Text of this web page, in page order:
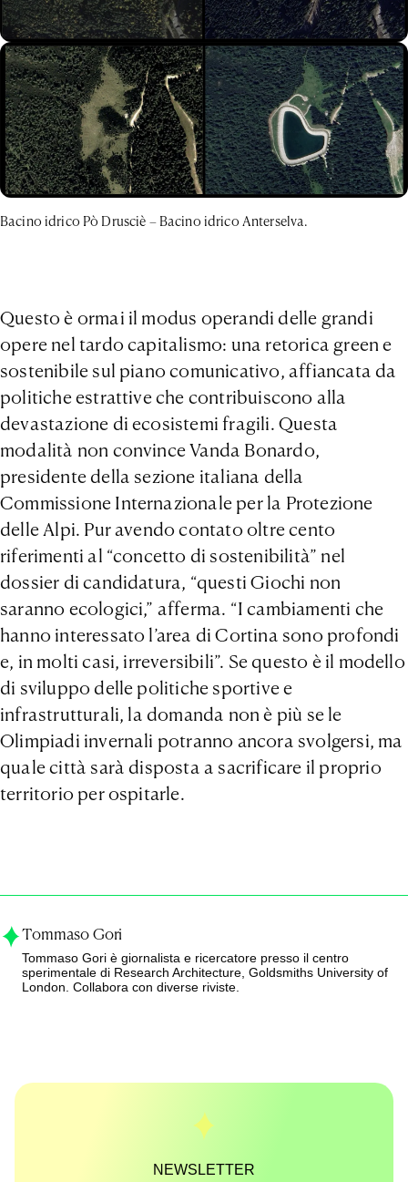
Bacino idrico Pò Drusciè – Bacino idrico Anterselva.
Questo è ormai il modus operandi delle grandi
opere nel tardo capitalismo: una retorica green e
sostenibile sul piano comunicativo, affiancata da
politiche estrattive che contribuiscono alla
devastazione di ecosistemi fragili. Questa
modalità non convince Vanda Bonardo,
presidente della sezione italiana della
Commissione Internazionale per la Protezione
delle Alpi. Pur avendo contato oltre cento
riferimenti al “concetto di sostenibilità” nel
dossier di candidatura, “questi Giochi non
saranno ecologici,” afferma. “I cambiamenti che
hanno interessato l’area di Cortina sono profondi
e, in molti casi, irreversibili”. Se questo è il modello
di sviluppo delle politiche sportive e
infrastrutturali, la domanda non è più se le
Olimpiadi invernali potranno ancora svolgersi, ma
quale città sarà disposta a sacrificare il proprio
territorio per ospitarle.
Tommaso Gori
Tommaso Gori è giornalista e ricercatore presso il centro
sperimentale di Research Architecture, Goldsmiths University of
London. Collabora con diverse riviste.
NEWSLETTER